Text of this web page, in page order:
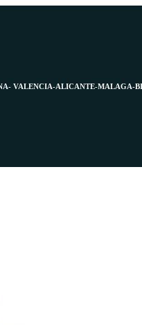
VALENCIA-ALICANTE-MALAGA-